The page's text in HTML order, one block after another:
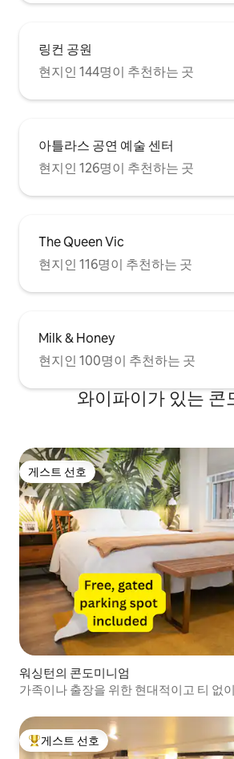
링컨 공원
현지인 144명이 추천하는 곳
아틀라스 공연 예술 센터
현지인 126명이 추천하는 곳
The Queen Vic
현지인 116명이 추천하는 곳
Milk & Honey
현지인 100명이 추천하는 곳
와이파이가 있는 콘
게스트 선호
게스트 선호
워싱턴의 콘도미니엄
가족이나 출장을 위한 현대적이고 티 없
상위 게스트 선호
게스트 선호